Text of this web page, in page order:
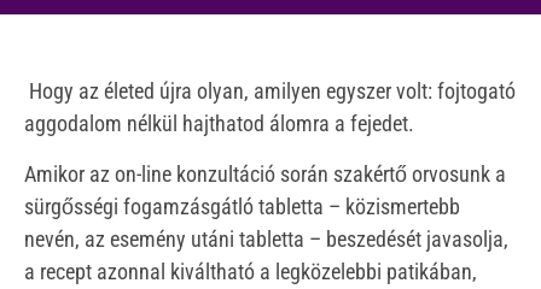
Hogy az életed újra olyan, amilyen egyszer volt: fojtogató
aggodalom nélkül hajthatod álomra a fejedet.
Amikor az on-line konzultáció során szakértő orvosunk a
sürgősségi fogamzásgátló tabletta – közismertebb
nevén, az esemény utáni tabletta – beszedését javasolja,
a recept azonnal kiváltható a legközelebbi patikában,